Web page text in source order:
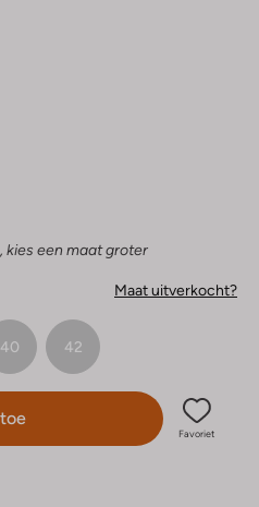
kies een maat groter
Maat uitverkocht?
40 42
Favoriet